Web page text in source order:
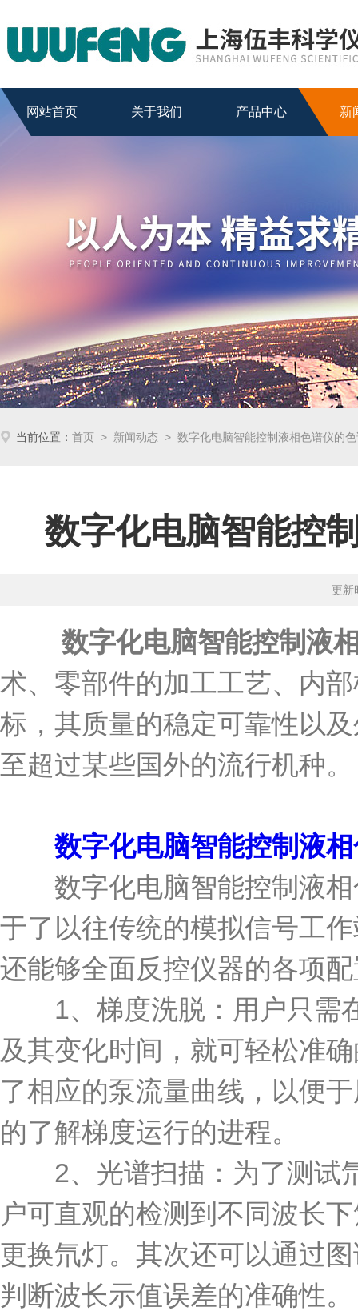
网站首页 关于我们 产品中心 新
当前位置：首页 > 新闻动态 > 数字化电脑智能控制液相色谱仪的
数字化电脑智能控
更
数字化电脑智能控制液
术、零部件的加工工艺、内
标，其质量的稳定可靠性以
至超过某些国外的流行机种。
数字化电脑智能控制液
数字化电脑智能控制液相
于了以往传统的模拟信号工
还能够全面反控仪器的各项
1、梯度洗脱：用户只需
及其变化时间，就可轻松准
了相应的泵流量曲线，以便
的了解梯度运行的进程。
2、光谱扫描：为了测试
户可直观的检测到不同波长
更换氘灯。其次还可以通过
判断波长示值误差的准确性。